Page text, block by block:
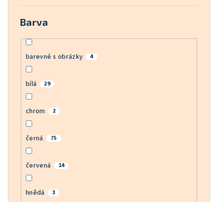
Barva
barevné s obrázky 4
bílá 29
chrom 2
černá 75
červená 14
hnědá 3